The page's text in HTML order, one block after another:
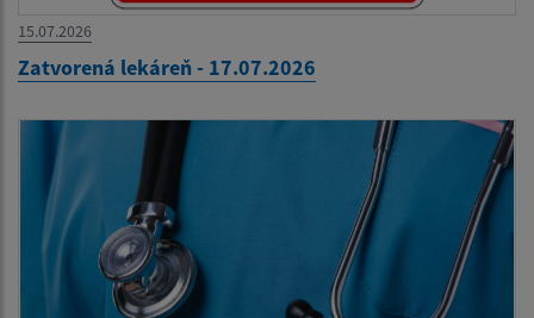
15.07.2026
Zatvorená lekáreň - 17.07.2026